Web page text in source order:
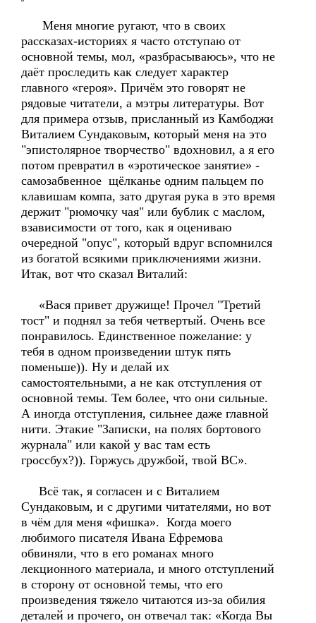
Меня многие ругают, что в своих
рассказах-историях я часто отступаю от
основной темы, мол, «разбрасываюсь», что не
даёт проследить как следует характер
главного «героя». Причём это говорят не
рядовые читатели, а мэтры литературы. Вот
для примера отзыв, присланный из Камбоджи
Виталием Сундаковым, который меня на это
"эпистолярное творчество" вдохновил, а я его
потом превратил в «эротическое занятие» -
самозабвенное щёлканье одним пальцем по
клавишам компа, зато другая рука в это время
держит "рюмочку чая" или бублик с маслом,
взависимости от того, как я оцениваю
очередной "опус", который вдруг вспомнился
из богатой всякими приключениями жизни.
Итак, вот что сказал Виталий:
«Вася привет дружище! Прочел "Третий
тост" и поднял за тебя четвертый. Очень все
понравилось. Единственное пожелание: у
тебя в одном произведении штук пять
поменьше)). Ну и делай их
самостоятельными, а не как отступления от
основной темы. Тем более, что они сильные.
А иногда отступления, сильнее даже главной
нити. Этакие "Записки, на полях бортового
журнала" или какой у вас там есть
гроссбух?)). Горжусь дружбой, твой ВС».
Всё так, я согласен и с Виталием
Сундаковым, и с другими читателями, но вот
в чём для меня «фишка». Когда моего
любимого писателя Ивана Ефремова
обвиняли, что в его романах много
лекционного материала, и много отступлений
в сторону от основной темы, что его
произведения тяжело читаются из-за обилия
деталей и прочего, он отвечал так: «Когда Вы